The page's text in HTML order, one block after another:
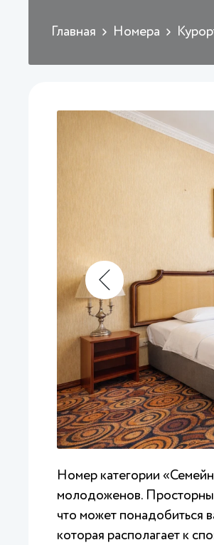
Главная Номера
Номер категории
молодоженов.
что может понадобиться
которая располагает к